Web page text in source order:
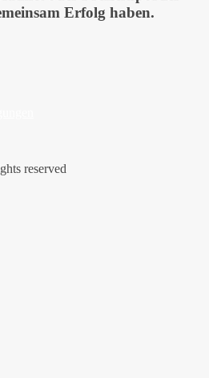
Erfolg haben.
reserved